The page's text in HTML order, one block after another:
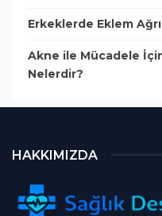
Erkeklerde Eklem
Akne ile Mücadele
Nelerdir?
HAKKIMIZDA